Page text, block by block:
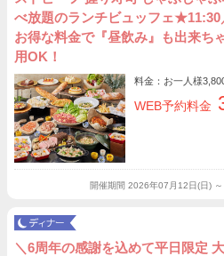
べ放題のランチビュッフェ
お得な料金で『昼飲み』も出来ち
用OK！
料金：お一人様
WEB予約料金
開催期間 2026年07月12日(日)
＼6周年の感謝を込めて平日限定